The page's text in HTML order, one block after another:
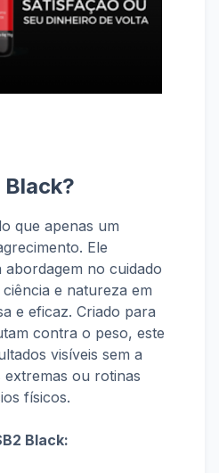
Black?
que apenas um
Ele
no cuidado
e natureza em
e eficaz. Criado para
contra o peso, este
visíveis sem a
extremas ou rotinas
físicos.
Black: